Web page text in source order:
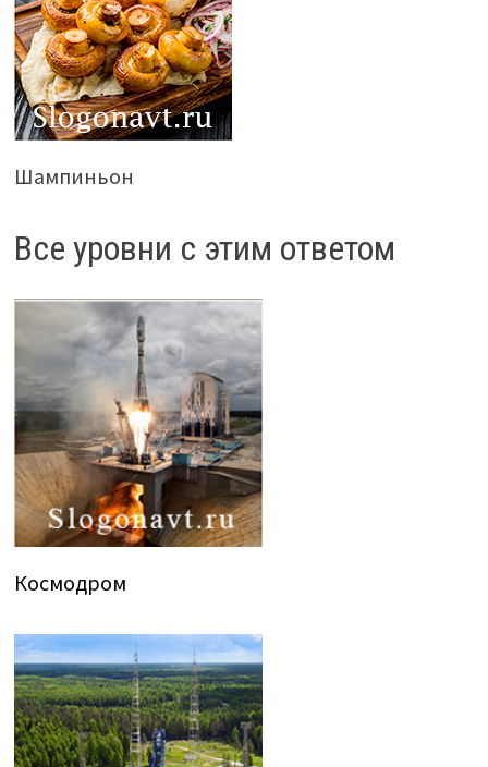
Шампиньон
Все уровни с этим ответом
Космодром